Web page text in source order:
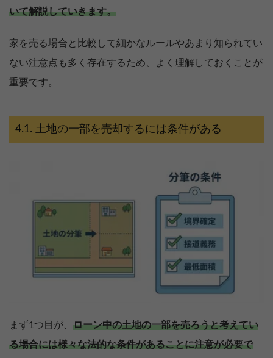
いて解説していきます。
家を売る場合と比較して細かなルールやあまり知られてい
ない注意点も多く存在するため、よく理解しておくことが
重要です。
土地の一部を売却するには条件がある
まず1つ目が、 ローン中の土地の一部を売ろうと考えてい
る場合には様々な法的な条件があることに注意が必要で